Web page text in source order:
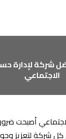
شركة لإدارة
الاجتماعي
أصبحت
كل شركة لتعزيز